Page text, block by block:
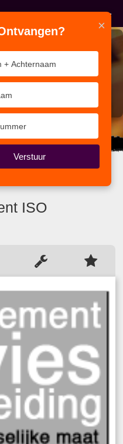
klein gebaar volstaat.
ISO
×
Verstuur